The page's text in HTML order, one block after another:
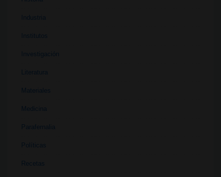
Industria
Institutos
Investigación
Literatura
Materiales
Medicina
Parafernalia
Políticas
Recetas